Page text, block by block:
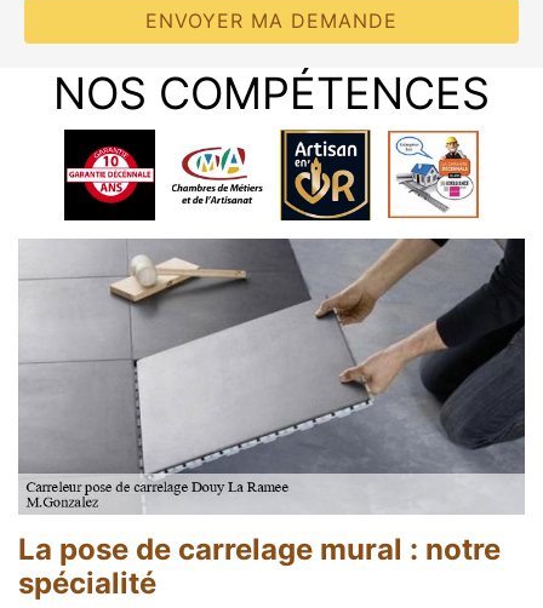
NOS COMPÉTENCES
La pose de carrelage mural : notre
spécialité